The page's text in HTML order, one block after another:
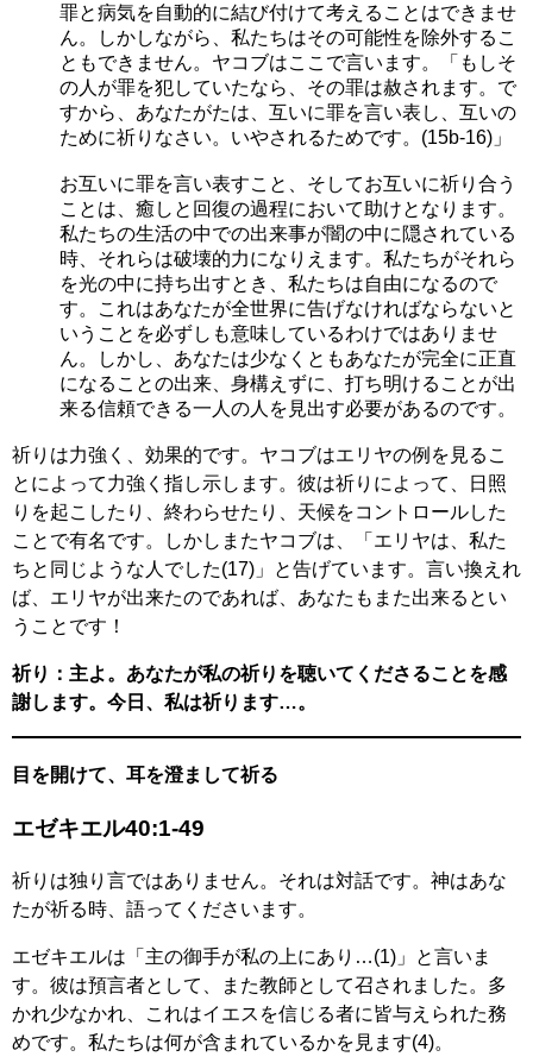
罪と病気を自動的に結び付けて考えることはできませ
ん。しかしながら、私たちはその可能性を除外するこ
ともできません。ヤコブはここで言います。「もしそ
の人が罪を犯していたなら、その罪は赦されます。で
すから、あなたがたは、互いに罪を言い表し、互いの
ために祈りなさい。いやされるためです。(15b-16)」
お互いに罪を言い表すこと、そしてお互いに祈り合う
ことは、癒しと回復の過程において助けとなります。
私たちの生活の中での出来事が闇の中に隠されている
時、それらは破壊的力になりえます。私たちがそれら
を光の中に持ち出すとき、私たちは自由になるので
す。これはあなたが全世界に告げなければならないと
いうことを必ずしも意味しているわけではありませ
ん。しかし、あなたは少なくともあなたが完全に正直
になることの出来、身構えずに、打ち明けることが出
来る信頼できる一人の人を見出す必要があるのです。
祈りは力強く、効果的です。ヤコブはエリヤの例を見るこ
とによって力強く指し示します。彼は祈りによって、日照
りを起こしたり、終わらせたり、天候をコントロールした
ことで有名です。しかしまたヤコブは、「エリヤは、私た
ちと同じような人でした(17)」と告げています。言い換えれ
ば、エリヤが出来たのであれば、あなたもまた出来るとい
うことです！
祈り：主よ。あなたが私の祈りを聴いてくださることを感
謝します。今日、私は祈ります…。
目を開けて、耳を澄まして祈る
エゼキエル40:1-49
祈りは独り言ではありません。それは対話です。神はあな
たが祈る時、語ってくださいます。
エゼキエルは「主の御手が私の上にあり…(1)」と言いま
す。彼は預言者として、また教師として召されました。多
かれ少なかれ、これはイエスを信じる者に皆与えられた務
めです。私たちは何が含まれているかを見ます(4)。